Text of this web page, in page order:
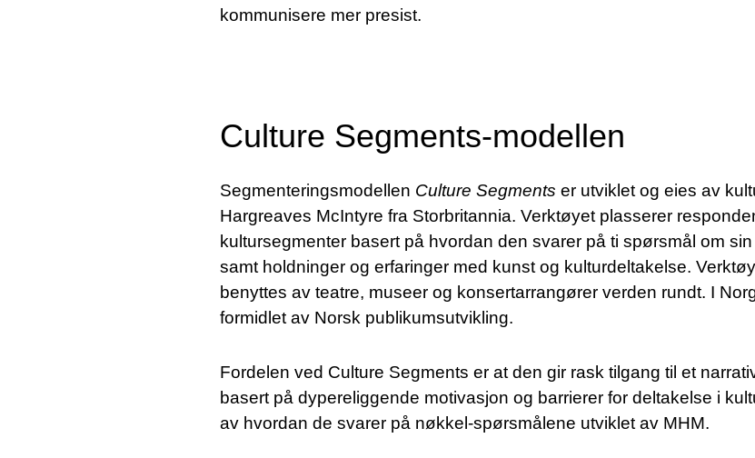
kommunisere mer presist.
Culture Segments-modellen
Segmenteringsmodellen Culture Segments er utviklet og eies av
Hargreaves McIntyre fra Storbritannia. Verktøyet plasserer
kultursegmenter basert på hvordan den svarer på ti spørsmål om
samt holdninger og erfaringer med kunst og kulturdeltakelse.
benyttes av teatre, museer og konsertarrangører verden rundt. I
formidlet av Norsk publikumsutvikling.
Fordelen ved Culture Segments er at den gir rask tilgang til et
basert på dypereliggende motivasjon og barrierer for deltakelse i
av hvordan de svarer på nøkkel-spørsmålene utviklet av MHM.